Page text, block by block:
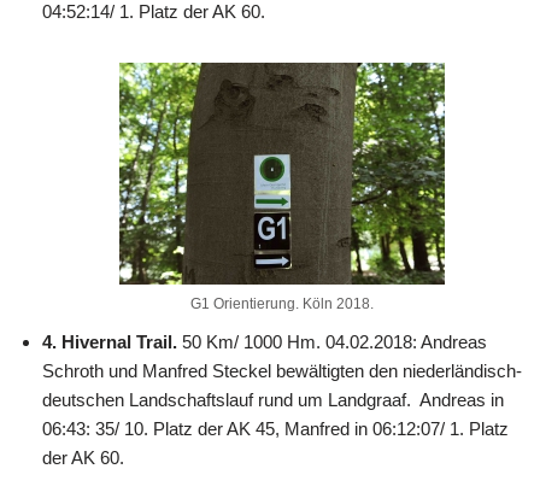
04:52:14/ 1. Platz der AK 60.
G1 Orientierung. Köln 2018.
4. Hivernal Trail. 50 Km/ 1000 Hm. 04.02.2018: Andreas
Schroth und Manfred Steckel bewältigten den niederländisch-
deutschen Landschaftslauf rund um Landgraaf. Andreas in
06:43: 35/ 10. Platz der AK 45, Manfred in 06:12:07/ 1. Platz
der AK 60.